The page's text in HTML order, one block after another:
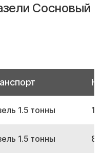
Сосновый
1.5 тонны
1.5 тонны